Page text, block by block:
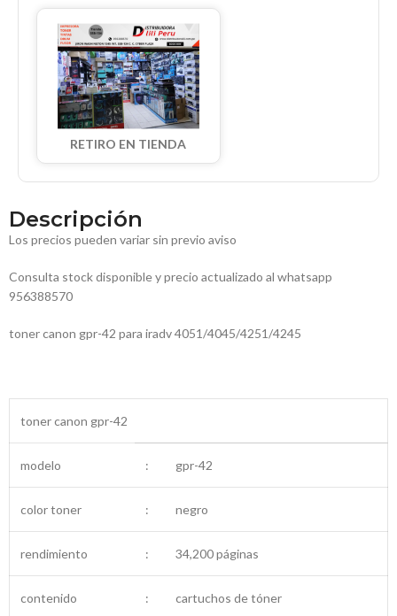
RETIRO EN TIENDA
Descripción
Los precios pueden variar sin previo aviso
Consulta stock disponible y precio actualizado al whatsapp
956388570
toner canon gpr-42 para iradv 4051/4045/4251/4245
toner canon gpr-42
modelo : gpr-42
color toner : negro
rendimiento : 34,200 páginas
contenido : cartuchos de tóner